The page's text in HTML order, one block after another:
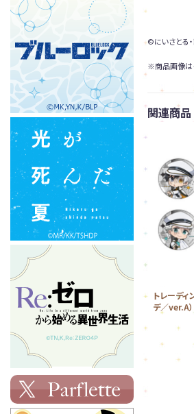
©にいさとる
※商品画像は
関連商品
トレーディ
デ／ver.A